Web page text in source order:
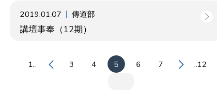
2019.01.07 傳道部
講壇事奉（12期）
1.. 3 4 5 6 7 ..12